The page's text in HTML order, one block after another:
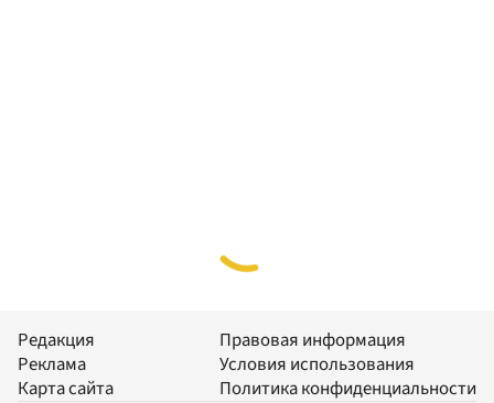
Редакция
Реклама
Карта сайта
Правовая информация
Условия использования
Политика конфиденциальности